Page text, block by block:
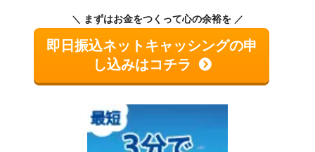
まずはお金をつくって心の余裕を
即日振込ネットキャッシングの申
し込みはコチラ